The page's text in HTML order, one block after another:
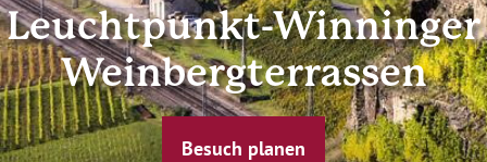
Leuchtpunkt-Winninger
Weinbergterrassen
Besuch planen